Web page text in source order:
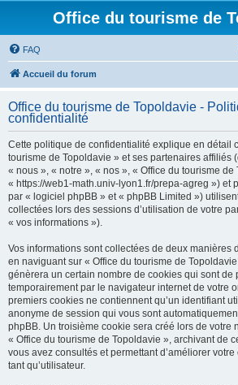
Office du tourisme de
FAQ
Accueil du forum
Office du tourisme de Topoldavie -
confidentialité
Cette politique de confidentialité explique en détail
tourisme de Topoldavie » et ses partenaires affiliés
« nous », « notre », « nos », « Office du tourisme de
« https://web1-math.univ-lyon1.fr/prepa-agreg ») et
par « logiciel phpBB » et « phpBB Limited »)
collectées lors des sessions d’utilisation de votre
« vos informations »).
Vos informations sont collectées de deux manières
en naviguant sur « Office du tourisme de
génèrera un certain nombre de cookies qui sont de
temporairement par le navigateur internet de votre
premiers cookies ne contiennent qu’un identifiant
anonyme de session qui vous sont
phpBB. Un troisième cookie sera créé lors de votre
« Office du tourisme de Topoldavie », archivant de
vous avez consultés et permettant d’améliorer
tant qu’utilisateur.